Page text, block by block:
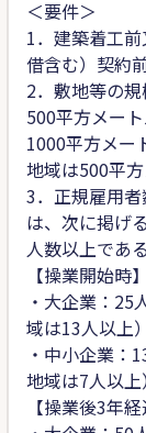
＜要件＞
1．建築着工
借含む）契約
2．敷地等の
500平方メー
1000平方メー
地域は500平方
3．正規雇用者
は、次に掲げ
人数以上であ
【操業開始時】
・大企業：25
域は13人以上）
・中小企業：
地域は7人以上）
【操業後3年経